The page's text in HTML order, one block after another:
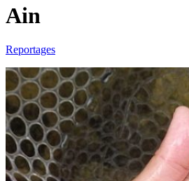
Ain
Reportages